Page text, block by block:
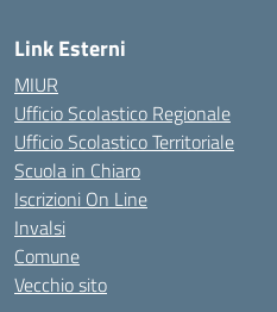
Link Esterni
MIUR
Ufficio Scolastico Regionale
Ufficio Scolastico Territoriale
Scuola in Chiaro
Iscrizioni On Line
Invalsi
Comune
Vecchio sito